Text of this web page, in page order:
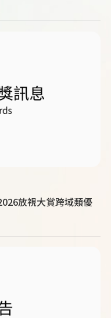
放視大賞跨域類優